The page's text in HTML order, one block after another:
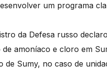
um programa
da Defesa russo
de amoníaco e cloro em
de Sumy, no caso de